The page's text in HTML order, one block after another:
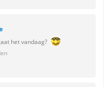
het vandaag?